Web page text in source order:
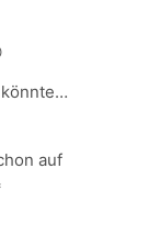
auf